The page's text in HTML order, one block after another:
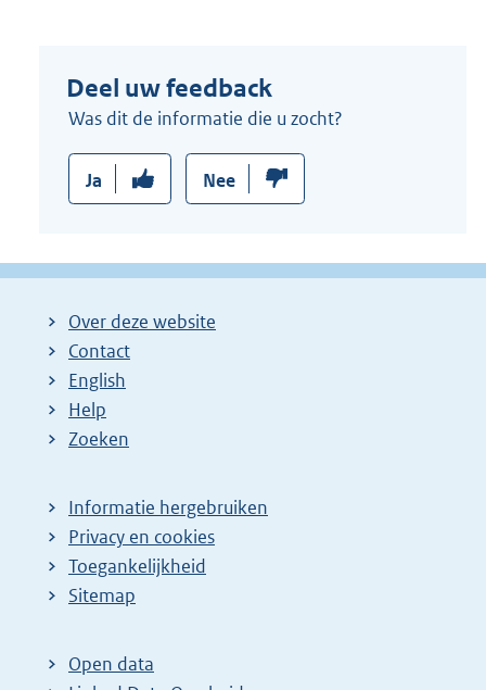
Deel uw feedback
Was dit de informatie die u zocht?
Ja Nee
Over deze website
Contact
English
Help
Zoeken
Informatie hergebruiken
Privacy en cookies
Toegankelijkheid
Sitemap
Open data